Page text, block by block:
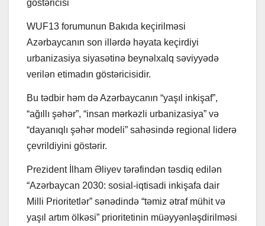
göstəricisi
WUF13 forumunun Bakıda keçirilməsi
Azərbaycanın son illərdə həyata keçirdiyi
urbanizasiya siyasətinə beynəlxalq səviyyədə
verilən etimadın göstəricisidir.
Bu tədbir həm də Azərbaycanın “yaşıl inkişaf”,
“ağıllı şəhər”, “insan mərkəzli urbanizasiya” və
“dayanıqlı şəhər modeli” sahəsində regional liderə
çevrildiyini göstərir.
Prezident İlham Əliyev tərəfindən təsdiq edilən
“Azərbaycan 2030: sosial-iqtisadi inkişafa dair
Milli Prioritetlər” sənədində “təmiz ətraf mühit və
yaşıl artım ölkəsi” prioritetinin müəyyənləşdirilməsi